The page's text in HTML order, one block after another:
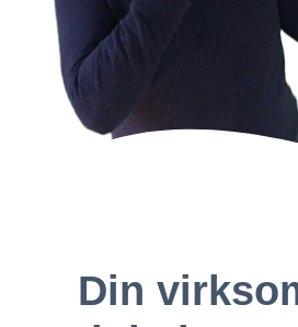
Kontakt Audentia
Din